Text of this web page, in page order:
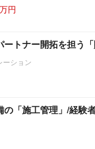
円
トナー開拓を担う「
ーション
の「施工管理」/経験